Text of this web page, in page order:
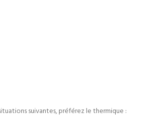
suivantes, préférez le thermique :